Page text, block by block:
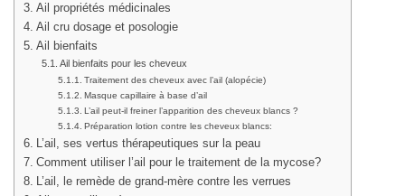
Ail propriétés médicinales
Ail cru dosage et posologie
Ail bienfaits
Ail bienfaits pour les cheveux
Traitement des cheveux avec l’ail (alopécie)
Masque capillaire à base d’ail
L’ail peut-il freiner l’apparition des cheveux blancs ?
Préparation lotion contre les cheveux blancs:
L’ail, ses vertus thérapeutiques sur la peau
Comment utiliser l’ail pour le traitement de la mycose?
L’ail, le remède de grand-mère contre les verrues